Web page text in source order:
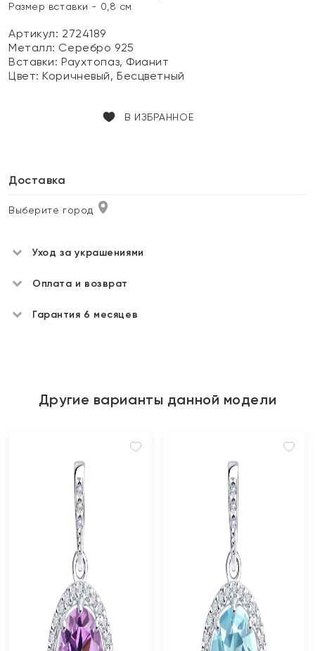
Размер вставки - 0,8 см
Артикул: 2724189
Металл: Серебро 925
Вставки:Раухтопаз, Фианит
Цвет:Коричневый, Бесцветный
В ИЗБРАННОЕ
Доставка
Выберите город
Уход за украшениями
Оплата и возврат
Гарантия 6 месяцев
Другие варианты данной модели